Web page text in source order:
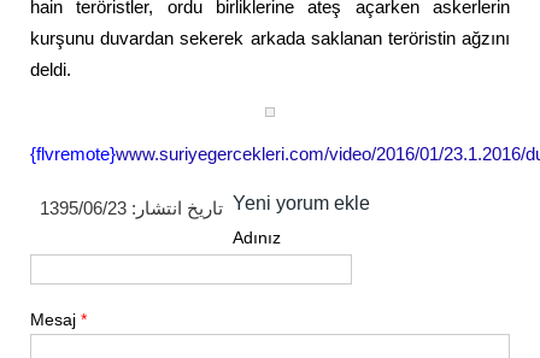
hain teröristler, ordu birliklerine ateş açarken askerlerin
kurşunu duvardan sekerek arkada saklanan teröristin ağzını
deldi.
{flvremote}www.suriyegercekleri.com/video/2016/01/23.1.2016/
تاریخ انتشار: 1395/06/23 Yeni yorum ekle
Adınız
Mesaj *